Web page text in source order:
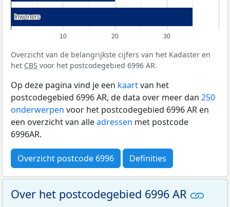
10 20 30
Inwoners
Inwoners
Overzicht van de belangrijkste cijfers van het Kadaster en
het CBS voor het postcodegebied 6996 AR.
Op deze pagina vind je een kaartvan het
postcodegebied 6996 AR, de data over meer dan 250
onderwerpen voor het postcodegebied 6996 AR en
een overzicht van alleadressen met postcode
6996AR.
Overzicht postcode 6996 Definities
Over het postcodegebied 6996 AR